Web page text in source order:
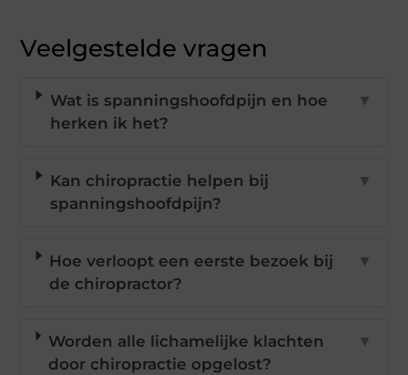
Veelgestelde vragen
Wat is spanningshoofdpijn en hoe
herken ik het?
▼
Kan chiropractie helpen bij
spanningshoofdpijn?
▼
Hoe verloopt een eerste bezoek bij
de chiropractor?
▼
Worden alle lichamelijke klachten
door chiropractie opgelost?
▼